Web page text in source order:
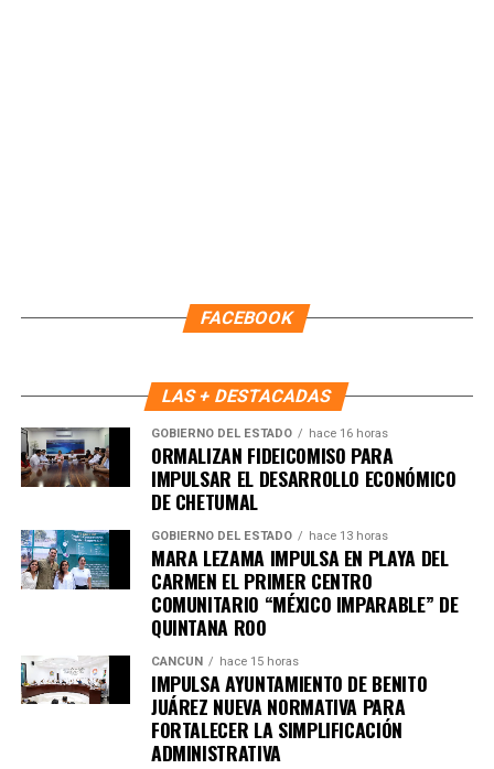
Recibe las noticias al instante
Únete al canal oficial de WhatsApp de
Quinto Podery recibe las noticias más
importantes de Quintana Roo directamente
en tu teléfono.
Unirme al canal de WhatsApp
FACEBOOK
LAS + DESTACADAS
GOBIERNO DEL ESTADO hace 16 horas
ORMALIZAN FIDEICOMISO PARA
IMPULSAR EL DESARROLLO ECONÓMICO
DE CHETUMAL
GOBIERNO DEL ESTADO hace 13 horas
MARA LEZAMA IMPULSA EN PLAYA DEL
CARMEN EL PRIMER CENTRO
COMUNITARIO “MÉXICO IMPARABLE” DE
QUINTANA ROO
CANCÚN hace 15 horas
IMPULSA AYUNTAMIENTO DE BENITO
JUÁREZ NUEVA NORMATIVA PARA
FORTALECER LA SIMPLIFICACIÓN
ADMINISTRATIVA